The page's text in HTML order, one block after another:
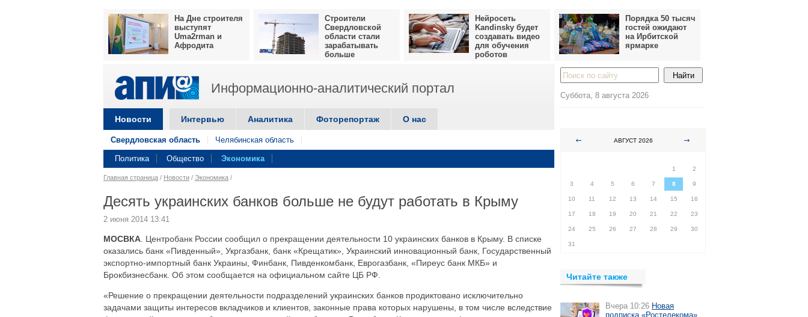
На Дне строителя
выступят
Uma2rman и
Афродита
Строители
Свердловской
области стали
зарабатывать
больше
Нейросеть
Kandinsky будет
создавать видео
для обучения
роботов
Порядка 50 тысяч
гостей ожидают
на Ирбитской
ярмарке
Информационно-аналитический портал
Новости Интервью Аналитика Фоторепортаж О нас
Свердловская область Челябинская область
Политика Общество Экономика
Главная страница / Новости / Экономика /
Десять украинских банков больше не будут работать в Крыму
2 июня 2014 13:41
МОСВКА . Центробанк России сообщил о прекращении деятельности 10 украинских банков в Крыму. В списке
оказались банк «Пивденный», Укргазбанк, банк «Крещатик», Украинский инновационный банк, Государственный
экспортно-импортный банк Украины, Финбанк, Пивденкомбанк, Еврогазбанк, «Пиреус банк МКБ» и
Брокбизнесбанк. Об этом сообщается на официальном сайте ЦБ РФ.
«Решение о прекращении деятельности подразделений украинских банков продиктовано исключительно
задачами защиты интересов вкладчиков и клиентов, законные права которых нарушены, в том числе вследствие
Суббота, 8 августа 2026
АВГУСТ 2026
1
2
3 4 5 6 7 8 9
10 11 12 13 14 15 16
17 18 19 20 21 22 23
24 25 26 27 28 29 30
31
Читайте также
Вчера 10:26 Новая
подписка «Ростелекома»